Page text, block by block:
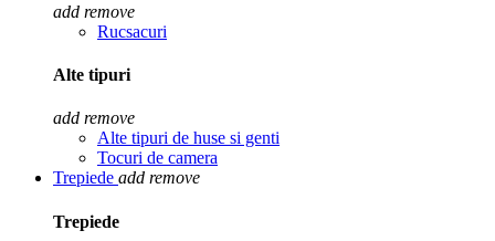
add remove
Rucsacuri
Alte tipuri
add remove
Alte tipuri de huse si genti
Tocuri de camera
Trepiede add remove
Trepiede